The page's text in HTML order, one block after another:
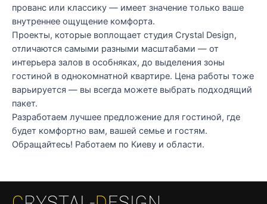
прованс или классику — имеет значение только ваше
внутреннее ощущение комфорта.
Проекты, которые воплощает студия Crystal Design,
отличаются самыми разными масштабами — от
интерьера залов в особняках, до выделения зоны
гостиной в однокомнатной квартире. Цена работы тоже
варьируется — вы всегда можете выбрать подходящий
пакет.
Разработаем лучшее предложение для гостиной, где
будет комфортно вам, вашей семье и гостям.
Обращайтесь! Работаем по Киеву и области.